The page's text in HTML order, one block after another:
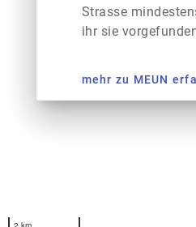
Strasse
ihr sie
mehr zu MEUN